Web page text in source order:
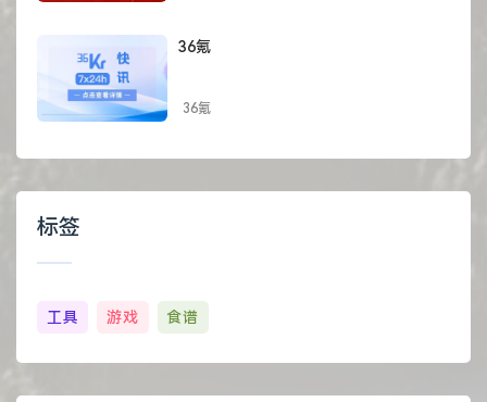
36氪
36氪
标签
工具 游戏 食谱